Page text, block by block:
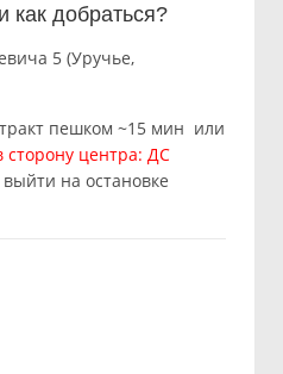
как добраться?
5 (Уручье,
пешком ~15 мин или
сторону центра: ДС
на остановке